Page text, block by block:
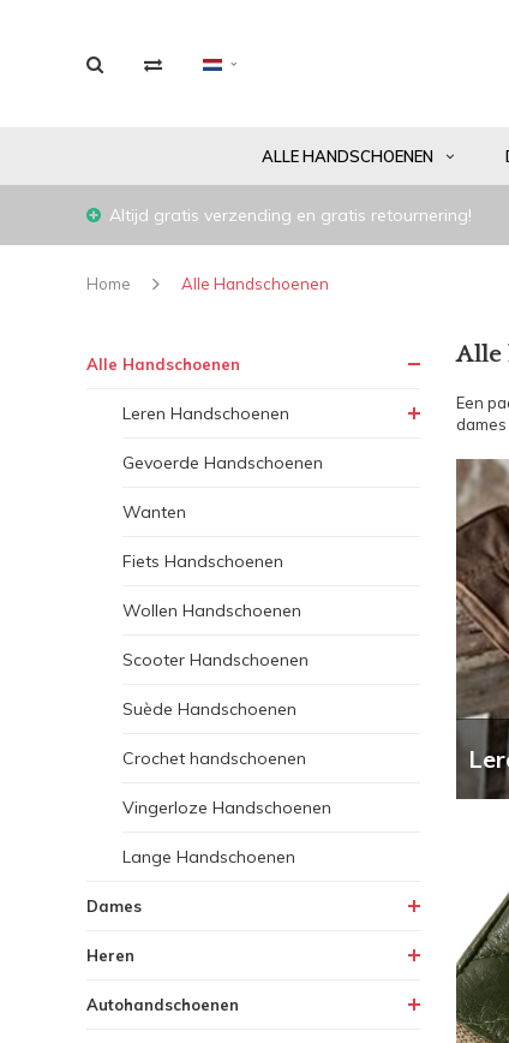
ALLE HANDSCHOENEN
Altijd gratis verzending en gratis retournering!
Home Alle Handschoenen
Alle Handschoenen
Leren Handschoenen
Gevoerde Handschoenen
Wanten
Fiets Handschoenen
Wollen Handschoenen
Scooter Handschoenen
Suède Handschoenen
Crochet handschoenen
Vingerloze Handschoenen
Lange Handschoenen
Dames
Heren
Autohandschoenen
Alle
Een